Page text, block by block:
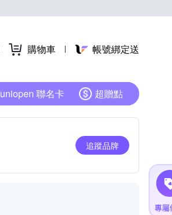
購物車 帳號綁定送
uniopen 聯名卡 超贈點
追蹤品牌